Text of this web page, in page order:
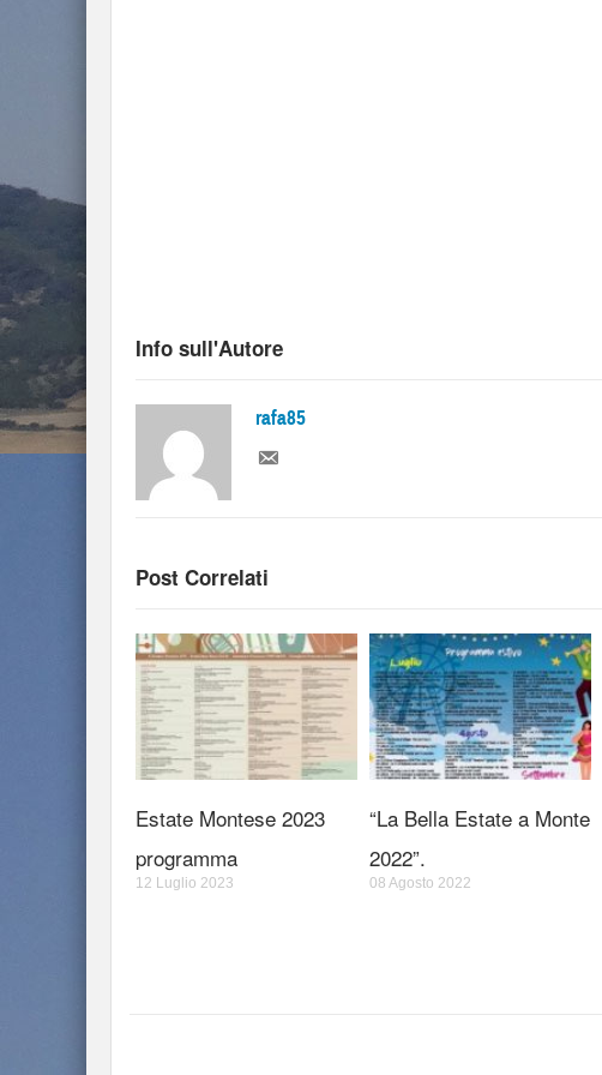
Info sull'Autore
rafa85
Post Correlati
Estate Montese 2023
programma
12 Luglio 2023
“La Bella Estate a Monte
2022”.
08 Agosto 2022